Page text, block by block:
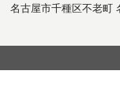
名古屋市千種区不老